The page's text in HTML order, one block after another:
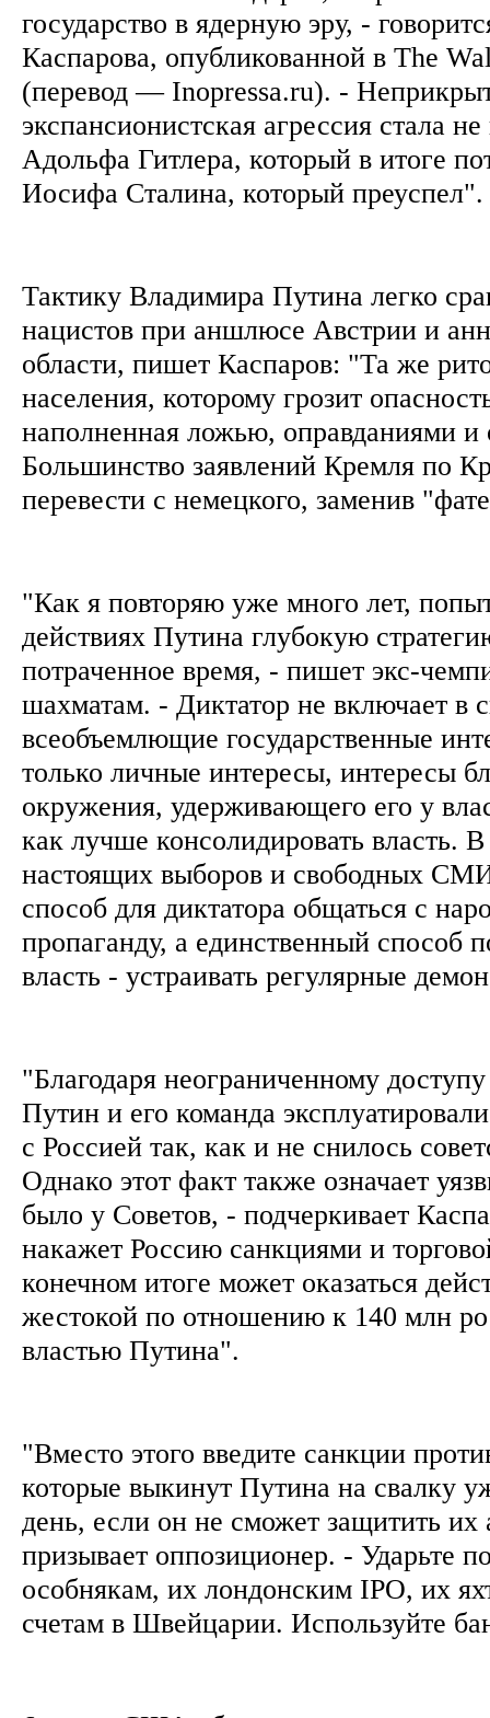
государство в ядерную эру, -
Каспарова, опубликованной в The
(перевод — Inopressa.ru). -
экспансионистская агрессия стала
Адольфа Гитлера, который в итоге
Иосифа Сталина, который преуспел".
Тактику Владимира Путина легко
нацистов при аншлюсе Австрии и
области, пишет Каспаров: "Та же
населения, которому грозит
наполненная ложью, оправданиями и
Большинство заявлений Кремля по
перевести с немецкого, заменив
"Как я повторяю уже много лет,
действиях Путина глубокую
потраченное время, - пишет экс-
шахматам. - Диктатор не включает в
всеобъемлющие государственные
только личные интересы, интересы
окружения, удерживающего его у
как лучше консолидировать власть. В
настоящих выборов и свободных
способ для диктатора общаться с
пропаганду, а единственный способ
власть - устраивать регулярные
"Благодаря неограниченному
Путин и его команда
с Россией так, как и не снилось
Однако этот факт также означает
было у Советов, - подчеркивает
накажет Россию санкциями и
конечном итоге может оказаться
жестокой по отношению к 140 млн
властью Путина".
"Вместо этого введите санкции
которые выкинут Путина на свалку
день, если он не сможет защитить
призывает оппозиционер. - Ударьте
особнякам, их лондонским IPO, их
счетам в Швейцарии. Используйте